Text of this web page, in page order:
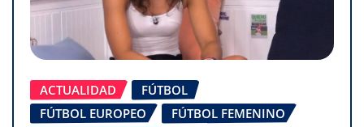
ACTUALIDAD
FÚTBOL
FÚTBOL EUROPEO
FÚTBOL FEMENINO